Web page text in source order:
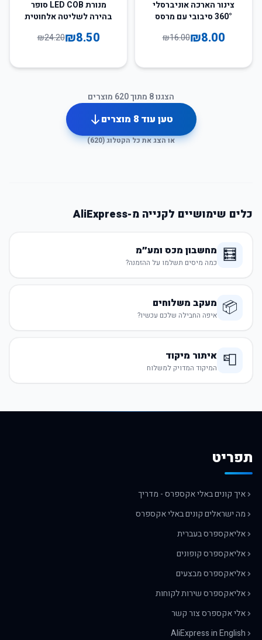
צינור הארכה אוניברסלי
360° סיבובי עם מרסס
₪8.00
₪16.00
מנורת LED COB סופר
בהירה לשליטה אלחוטית
₪8.50
₪24.20
הצגנו8 מתוך620 מוצרים
טען עוד8 מוצרים
או הצג את כל הקטלוג (620
)
כלים שימושיים לקנייה מ-AliExpress
🧮 מחשבון מכס ומע״מ
כמה מיסים תשלמו על ההזמנה?
📦 מעקב משלוחים
איפה החבילה שלכם עכשיו?
📮 איתור מיקוד
המיקוד המדויק למשלוח
תפריט
איך קונים באלי אקספרס - מדריך
מה ישראלים קונים באלי אקספרס
אליאקספרס בעברית
אליאקספרס קופונים
אליאקספרס מבצעים
אליאקספרס שירות לקוחות
אלי אקספרס צור קשר
AliExpress in English